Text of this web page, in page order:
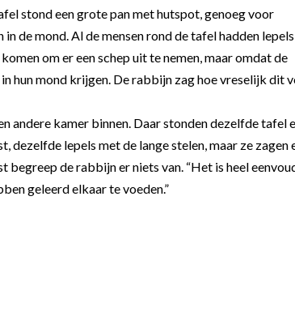
stond een grote pan met hutspot, genoeg voor
de mond. Al de mensen rond de tafel hadden
om er een schep uit te nemen, maar omdat de
hun mond krijgen. De rabbijn zag hoe vreselijk dit
andere kamer binnen. Daar stonden dezelfde tafel
dezelfde lepels met de lange stelen, maar ze zagen
de rabbijn er niets van. “Het is heel
geleerd elkaar te voeden.”